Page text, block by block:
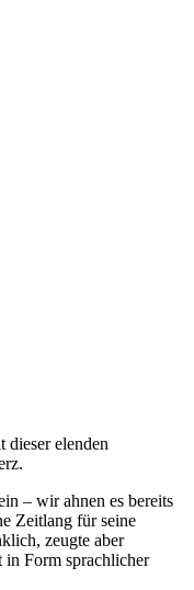
dieser elenden
– wir ahnen es bereits
Zeitlang für seine
zeugte aber
in Form sprachlicher